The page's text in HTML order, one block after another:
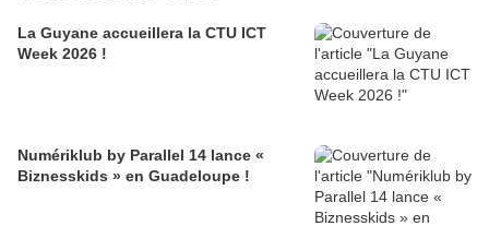
La Guyane accueillera la CTU ICT
Week 2026 !
Numériklub by Parallel 14 lance «
Biznesskids » en Guadeloupe !